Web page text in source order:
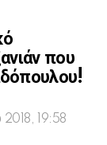
που
2018, 19:58